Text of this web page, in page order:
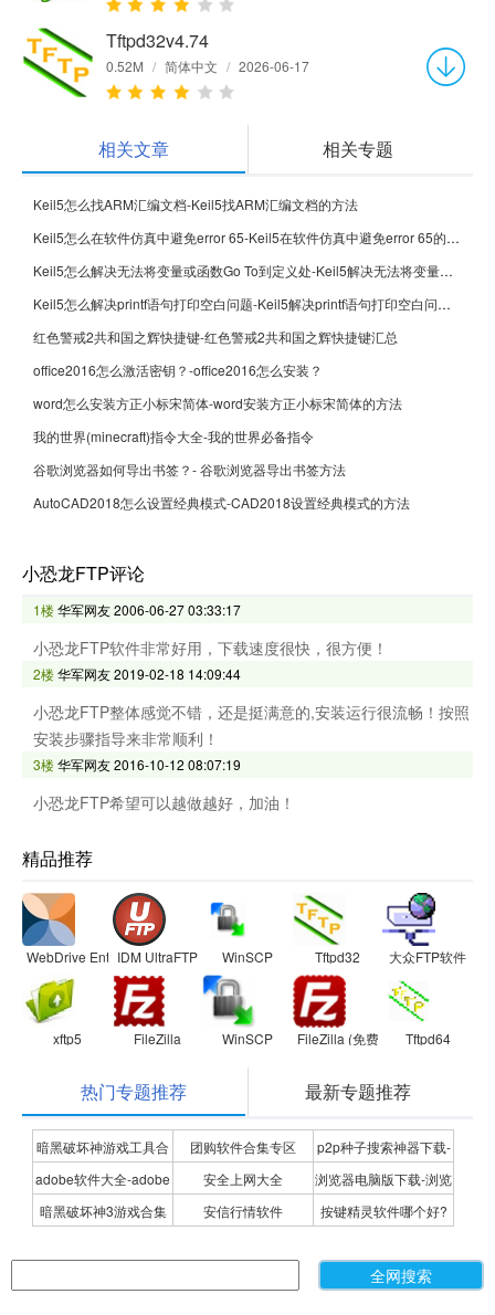
Tftpd32v4.74
0.52M / 简体中文 / 2026-06-17
相关文章 相关专题
Keil5怎么找ARM汇编文档-Keil5找ARM汇编文档的方法
Keil5怎么在软件仿真中避免error 65-Keil5在软件仿真中避免error 65的方法
Keil5怎么解决无法将变量或函数Go To到定义处-Keil5解决无法将变量或函数Go To到定义处的方法
Keil5怎么解决printf语句打印空白问题-Keil5解决printf语句打印空白问题的方法
红色警戒2共和国之辉快捷键-红色警戒2共和国之辉快捷键汇总
office2016怎么激活密钥？-office2016怎么安装？
word怎么安装方正小标宋简体-word安装方正小标宋简体的方法
我的世界(minecraft)指令大全-我的世界必备指令
谷歌浏览器如何导出书签？- 谷歌浏览器导出书签方法
AutoCAD2018怎么设置经典模式-CAD2018设置经典模式的方法
小恐龙FTP评论
1楼华军网友2006-06-27 03:33:17
小恐龙FTP软件非常好用，下载速度很快，很方便！
2楼华军网友2019-02-18 14:09:44
小恐龙FTP整体感觉不错，还是挺满意的,安装运行很流畅！按照
安装步骤指导来非常顺利！
3楼华军网友2016-10-12 08:07:19
小恐龙FTP希望可以越做越好，加油！
精品推荐
WebDrive EnterpriseIDM UltraFTP WinSCP Tftpd32 大众FTP软件
xftp5 FileZilla WinSCP FileZilla (免费FTP客户端)
Tftpd64
热门专题推荐 最新专题推荐
暗黑破坏神游戏工具合
集
团购软件合集专区
p2p种子搜索神器下载-
P2P种子搜索神器专题
adobe软件大全-adobe
全系列软件下载-adobe
安全上网大全
浏览器电脑版下载-浏览
器下载合集
暗黑破坏神3游戏合集 安信行情软件
按键精灵软件哪个好?